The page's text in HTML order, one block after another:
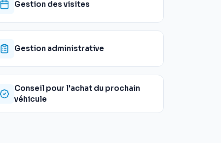
Gestion des visites
Gestion administrative
Conseil pour l'achat du prochain
véhicule